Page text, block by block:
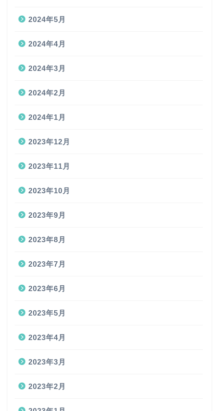
2024年5月
2024年4月
2024年3月
2024年2月
2024年1月
2023年12月
2023年11月
2023年10月
2023年9月
2023年8月
2023年7月
2023年6月
2023年5月
2023年4月
2023年3月
2023年2月